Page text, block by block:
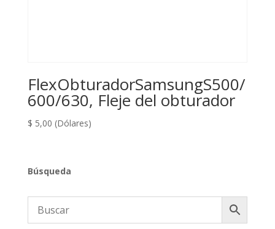
FlexObturadorSamsungS500/
600/630, Fleje del obturador
$ 5,00 (Dólares)
Búsqueda